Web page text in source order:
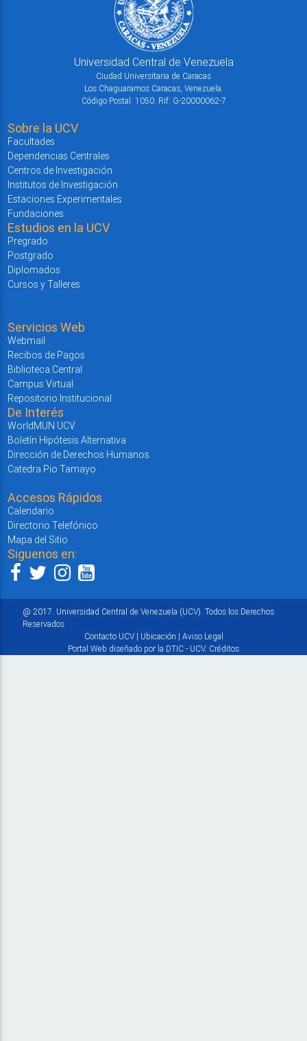
Universidad Central de Venezuela
Ciudad Universitaria de Caracas
Los Chaguaramos Caracas, Venezuela.
Código Postal: 1050. Rif: G-20000062-7
Sobre la UCV
Facultades
Dependencias Centrales
Centros de Investigación
Institutos de Investigación
Estaciones Experimentales
Fundaciones
Estudios en la UCV
Pregrado
Postgrado
Diplomados
Cursos y Talleres
Servicios Web
Webmail
Recibos de Pagos
Biblioteca Central
Campus Virtual
Repositorio Institucional
De Interés
WorldMUN UCV
Boletín Hipótesis Alternativa
Dirección de Derechos Humanos
Catedra Pio Tamayo
Accesos Rápidos
Calendario
Directorio Telefónico
Mapa del Sitio
Siguenos en:
@ 2017. Universidad Central de Venezuela (UCV). Todos los Derechos
Reservados
Contacto UCV| Ubicación | Aviso Legal
Portal Web diseñado por la DTIC - UCV. Créditos